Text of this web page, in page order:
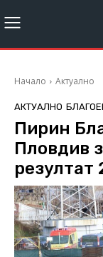
Начало Актуално
АКТУАЛНО
Пирин
Пловдив
резултат